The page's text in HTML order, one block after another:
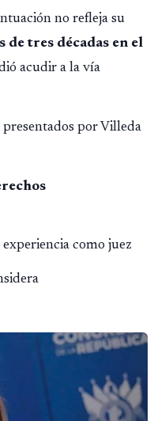
de servicio sin
no refleja su
tres décadas en el
acudir a la vía
por Villeda
como juez